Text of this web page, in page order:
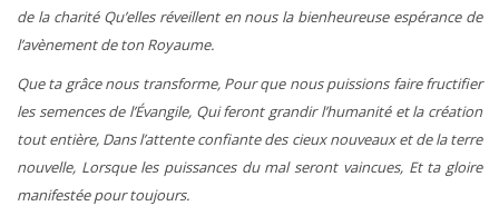
de la charité Qu’elles réveillent en nous la bienheureuse espérance de
l’avènement de ton Royaume.
Que ta grâce nous transforme, Pour que nous puissions faire fructifier
les semences de l’Évangile, Qui feront grandir l’humanité et la création
tout entière, Dans l’attente confiante des cieux nouveaux et de la terre
nouvelle, Lorsque les puissances du mal seront vaincues, Et ta gloire
manifestée pour toujours.